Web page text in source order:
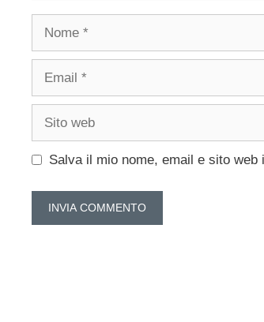
Nome
Email
Sito
Salva il mio nome, email e sito